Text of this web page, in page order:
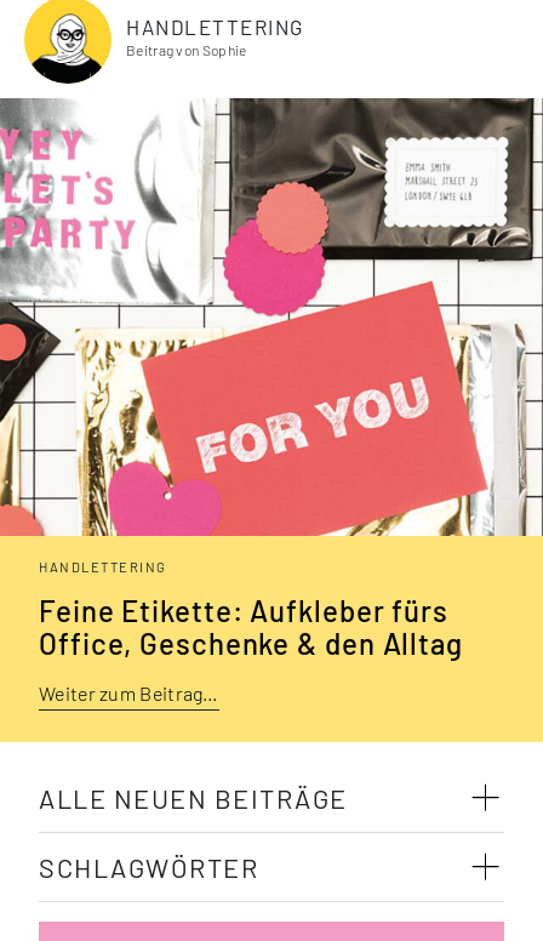
HANDLETTERING
Beitrag von Sophie
HANDLETTERING
Feine Etikette: Aufkleber fürs
Office, Geschenke & den Alltag
Weiter zum Beitrag…
ALLE NEUEN BEITRÄGE
SCHLAGWÖRTER